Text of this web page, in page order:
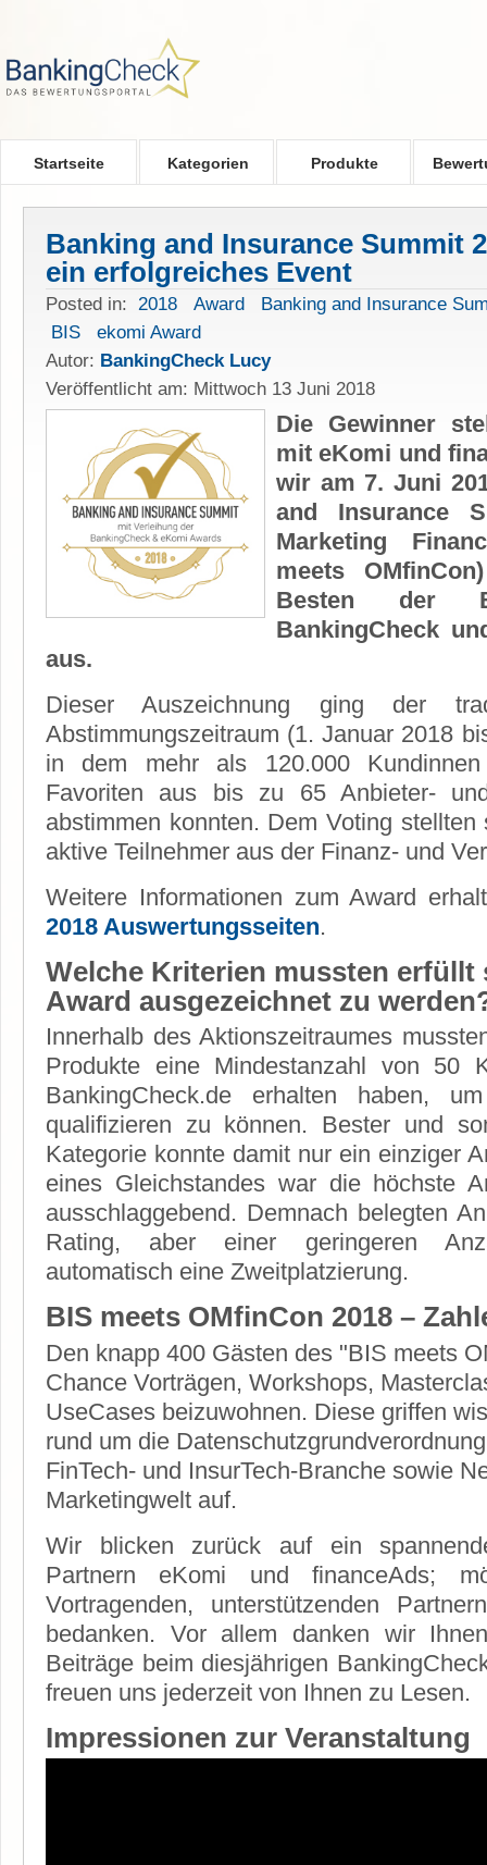
Startseite Kategorien Produkte
Banking and Insurance Summit
ein erfolgreiches Event
Posted in: 2018 Award
Banking and Insurance
BIS
ekomi Award
Autor: BankingCheck Lucy
Veröffentlicht am: Mittwoch 13 Juni 2018
Die Gewinner
mit eKomi und
wir am 7. Juni
and Insurance
Marketing
meets
Besten der
BankingCheck
aus.
Dieser Auszeichnung ging der
Abstimmungszeitraum (1. Januar 2018
in dem mehr als 120.000
Favoriten aus bis zu 65 Anbieter-
abstimmen konnten. Dem Voting
aktive Teilnehmer aus der Finanz- und
Weitere Informationen zum Award
2018 Auswertungsseiten.
Welche Kriterien mussten erfüllt
Award ausgezeichnet zu
Innerhalb des Aktionszeitraumes
Produkte eine Mindestanzahl von 50
BankingCheck.de erhalten haben,
qualifizieren zu können. Bester und
Kategorie konnte damit nur ein einziger
eines Gleichstandes war die höchste
ausschlaggebend. Demnach belegten
Rating, aber einer geringeren
automatisch eine Zweitplatzierung.
BIS meets OMfinCon 2018 –
Den knapp 400 Gästen des "BIS meets
Chance Vorträgen, Workshops,
UseCases beizuwohnen. Diese griffen
rund um die
FinTech- und InsurTech-Branche sowie
Marketingwelt auf.
Wir blicken zurück auf ein
Partnern eKomi und financeAds;
Vortragenden, unterstützenden
bedanken. Vor allem danken wir
Beiträge beim diesjährigen
freuen uns jederzeit von Ihnen zu Lesen.
Impressionen zur Veranstaltung